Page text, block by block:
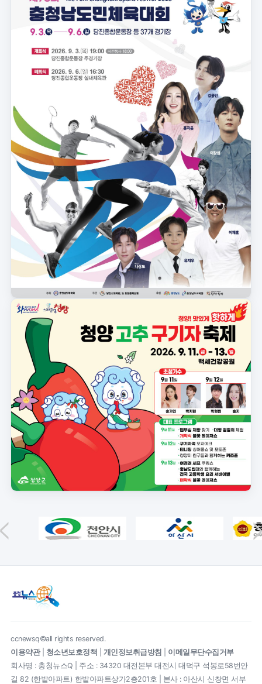
ccnewsq©all rights reserved.
이용약관| 청소년보호정책 개인정보취급방침
이메일무단수집거부
회사명 : 충청뉴스Q | 주소 : 34320 대전본부 대전시 대덕구 석봉로58번안
길 82 (한밭아파트) 한밭아파트상가2층201호 | 본사 : 아산시 신창면 서부